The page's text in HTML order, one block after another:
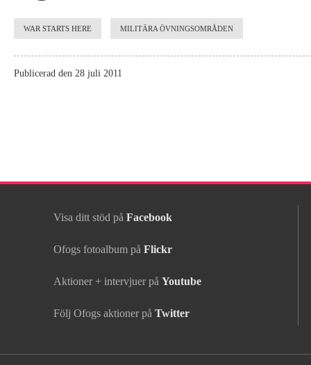
WAR STARTS HERE MILITÄRA ÖVNINGSOMRÅDEN
Publicerad den 28 juli 2011
Visa ditt stöd på Facebook
Ofogs fotoalbum på Flickr
Aktioner + intervjuer på Youtube
Följ Ofogs aktioner på Twitter